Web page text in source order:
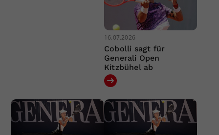
16.07.2026
Cobolli sagt für
Generali Open
Kitzbühel ab